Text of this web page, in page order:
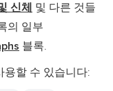
신체 및 다른 것들
의 일부
블록.
용할 수 있습니다: